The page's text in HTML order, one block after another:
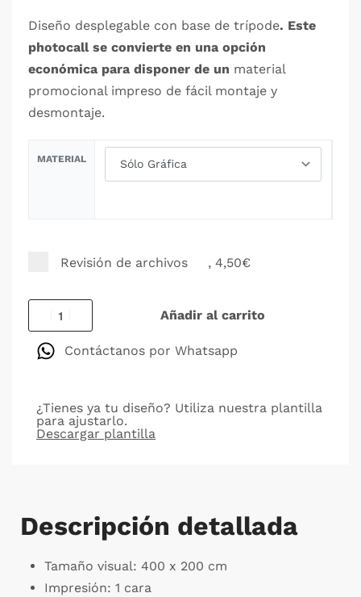
Diseño desplegable con base de trípode. Este
photocall se convierte en una opción
económica para disponer de un material
promocional impreso de fácil montaje y
desmontaje.
MATERIAL
Revisión de archivos , 4,50€
Añadir al carrito
Contáctanos por Whatsapp
¿Tienes ya tu diseño? Utiliza nuestra plantilla
para ajustarlo.
Descargar plantilla
Descripción detallada
Tamaño visual: 400 x 200 cm
Impresión: 1 cara